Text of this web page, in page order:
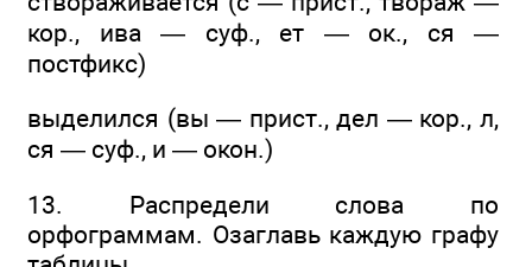
кор., ива — суф., ет — ок., ся —
постфикс)
выделился (вы — прист., дел — кор., л,
ся — суф., и — окон.)
13. Распредели слова по
орфограммам. Озаглавь каждую графу